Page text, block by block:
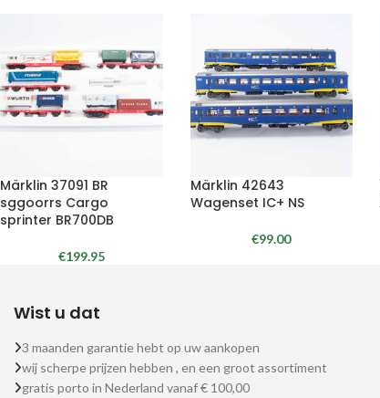
Märklin 37091 BR
sggoorrs Cargo
sprinter BR700DB
€199.95
Märklin 42643
Wagenset IC+ NS
€99.00
Wist u dat
3 maanden garantie hebt op uw aankopen
wij scherpe prijzen hebben , en een groot assortiment
gratis porto in Nederland vanaf € 100,00